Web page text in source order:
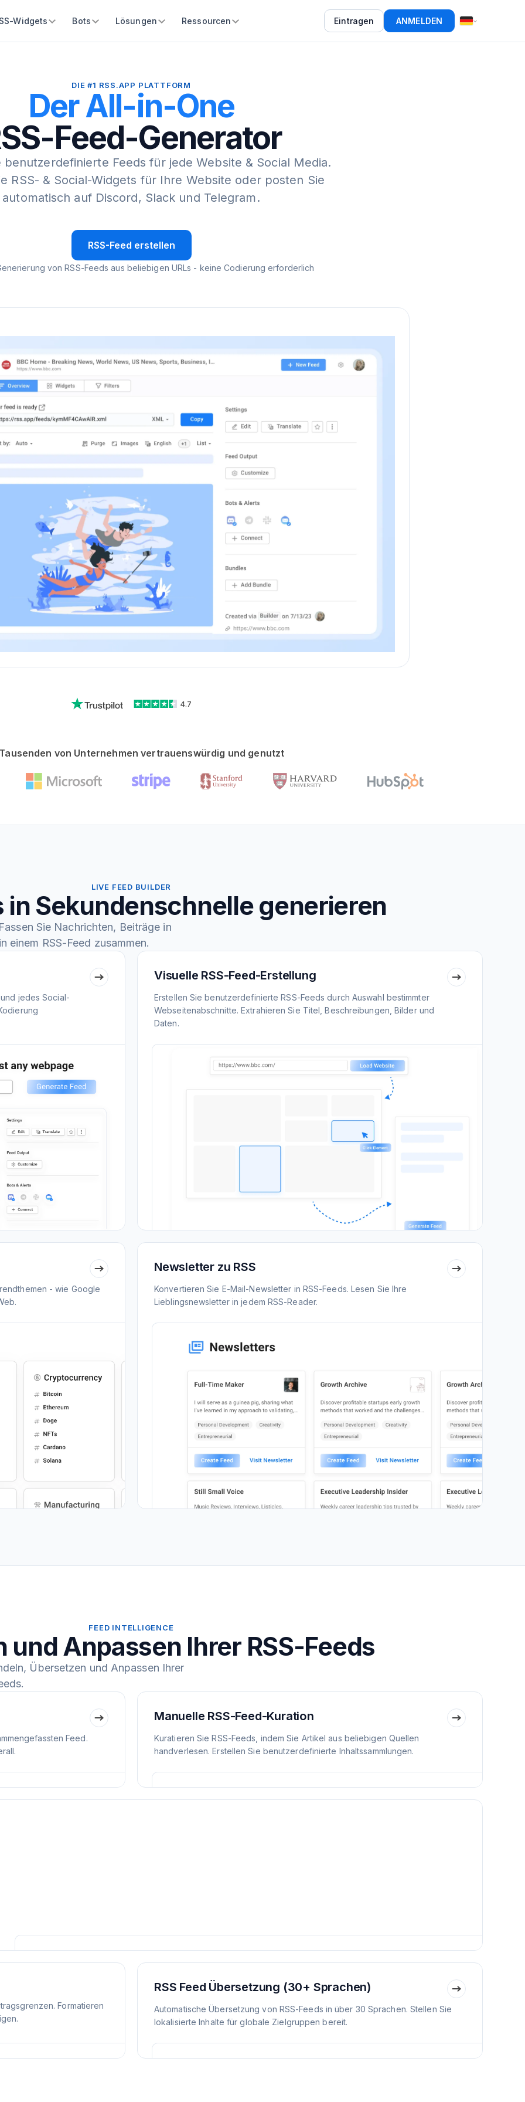
Widgets Bots Lösungen Ressourcen Eintragen ANMELDEN
DIE #1 RSS.APP PLATTFORM
Der All-in-One
Feed-Generator
benutzerdefinierte Feeds für jede Website & Social Media.
RSS- & Social-Widgets für Ihre Website oder posten Sie
automatisch auf Discord, Slack und Telegram.
RSS-Feed erstellen
von RSS-Feeds aus beliebigen URLs - keine Codierung erforderlich
4.7
von Unternehmen vertrauenswürdig und genutzt
LIVE FEED BUILDER
in Sekundenschnelle generieren
Sie Nachrichten, Beiträge in
einem RSS-Feed zusammen.
jedes Social-
Visuelle RSS-Feed-Erstellung
Erstellen Sie benutzerdefinierte RSS-Feeds durch Auswahl bestimmter
Webseitenabschnitte. Extrahieren Sie Titel, Beschreibungen, Bilder und
Daten.
- wie Google
Newsletter zu RSS
Konvertieren Sie E-Mail-Newsletter in RSS-Feeds. Lesen Sie Ihre
Lieblingsnewsletter in jedem RSS-Reader.
FEED INTELLIGENCE
und Anpassen Ihrer RSS-Feeds
Übersetzen und Anpassen Ihrer
Feed.
Manuelle RSS-Feed-Kuration
Kuratieren Sie RSS-Feeds, indem Sie Artikel aus beliebigen Quellen
handverlesen. Erstellen Sie benutzerdefinierte Inhaltssammlungen.
Formatieren
RSS Feed Übersetzung (30+ Sprachen)
Automatische Übersetzung von RSS-Feeds in über 30 Sprachen. Stellen Sie
lokalisierte Inhalte für globale Zielgruppen bereit.